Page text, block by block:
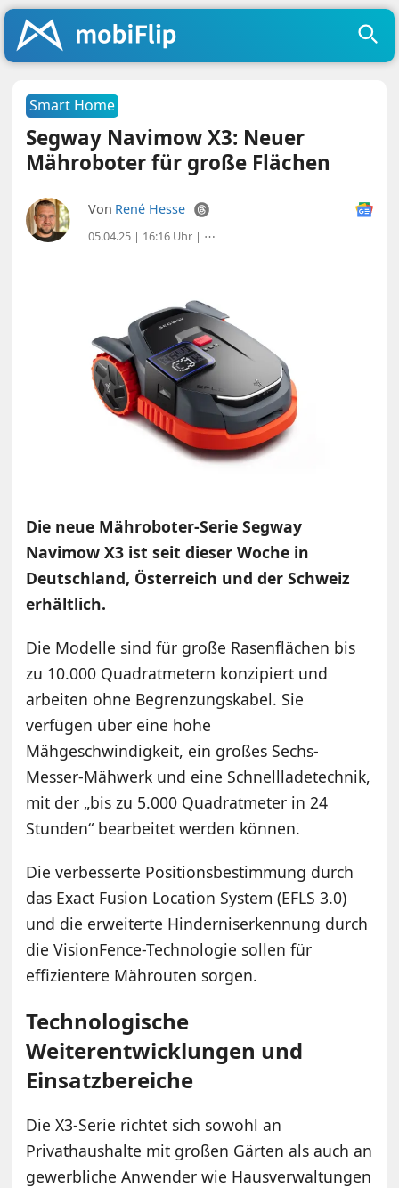
Smart Home
Segway Navimow X3: Neuer
Mähroboter für große Flächen
Von René Hesse
05.04.25 | 16:16 Uhr | ⋯
Die neue Mähroboter-Serie Segway
Navimow X3 ist seit dieser Woche in
Deutschland, Österreich und der Schweiz
erhältlich.
Die Modelle sind für große Rasenflächen bis
zu 10.000 Quadratmetern konzipiert und
arbeiten ohne Begrenzungskabel. Sie
verfügen über eine hohe
Mähgeschwindigkeit, ein großes Sechs-
Messer-Mähwerk und eine Schnellladetechnik,
mit der „bis zu 5.000 Quadratmeter in 24
Stunden“ bearbeitet werden können.
Die verbesserte Positionsbestimmung durch
das Exact Fusion Location System (EFLS 3.0)
und die erweiterte Hinderniserkennung durch
die VisionFence-Technologie sollen für
effizientere Mährouten sorgen.
Technologische
Weiterentwicklungen und
Einsatzbereiche
Die X3-Serie richtet sich sowohl an
Privathaushalte mit großen Gärten als auch an
gewerbliche Anwender wie Hausverwaltungen